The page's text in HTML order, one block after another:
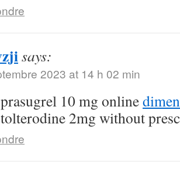
says:
2023 at 14 h 02 min
10 mg online
2mg without